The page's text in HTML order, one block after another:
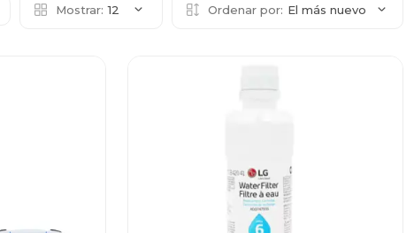
Mostrar: 12 Ordenar por: El más nuevo